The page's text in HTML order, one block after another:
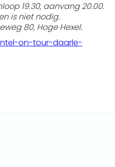
19.30, aanvang 20.00.
is niet nodig.
80, Hoge Hexel.
on-tour-daarle-